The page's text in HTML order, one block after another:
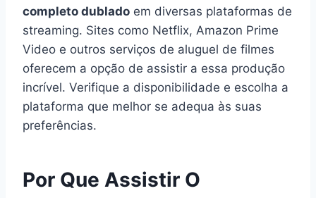
completo dublado em diversas plataformas de
streaming. Sites como Netflix, Amazon Prime
Video e outros serviços de aluguel de filmes
oferecem a opção de assistir a essa produção
incrível. Verifique a disponibilidade e escolha a
plataforma que melhor se adequa às suas
preferências.
Por Que Assistir O